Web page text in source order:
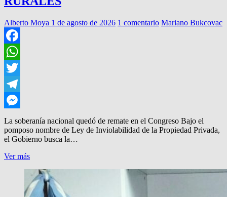
Alberto Moya 1 de agosto de 2026 1 comentario Mariano Bukcovac
Facebook
WhatsApp
Twitter
Telegram
Messenger
La soberanía nacional quedó de remate en el Congreso Bajo el
pomposo nombre de Ley de Inviolabilidad de la Propiedad Privada,
el Gobierno busca la…
Ver másDE
ENTREGAN
TIERRAS
RURALES